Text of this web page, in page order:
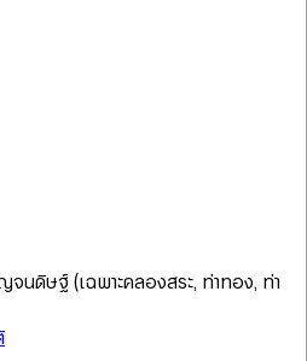
จนดิษฐ์ (เฉพาะคลองสระ, ท่าทอง, ท่า